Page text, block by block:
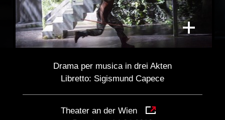
Drama per musica in drei Akten
Libretto: Sigismund Capece
Theater an der Wien